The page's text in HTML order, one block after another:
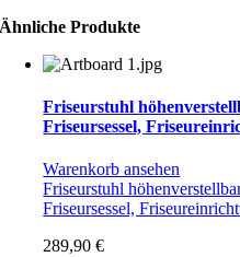
Ähnliche Produkte
Friseurstuhl
Friseursessel,
Warenkorb ansehen
Friseurstuhl
Friseursessel,
289,90€